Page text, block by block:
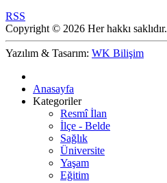
RSS
Copyright © 2026 Her hakkı saklıdır.
Yazılım & Tasarım: WK Bilişim
Anasayfa
Kategoriler
Resmî İlan
İlçe - Belde
Sağlık
Üniversite
Yaşam
Eğitim